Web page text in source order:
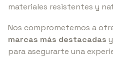
materiales resistentes y
Nos comprometemos a
marcas más destacadas
para asegurarte una